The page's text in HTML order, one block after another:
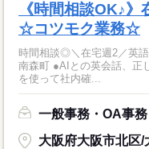
《時間相談OK♪
☆コツモク業務☆
時間相談◎＼在宅週2／英
南森町 ●AIとの英会話、正しいフィードバック ●チャットツールなど
を使って社内確...
一般事務・OA事務
大阪府大阪市北区/